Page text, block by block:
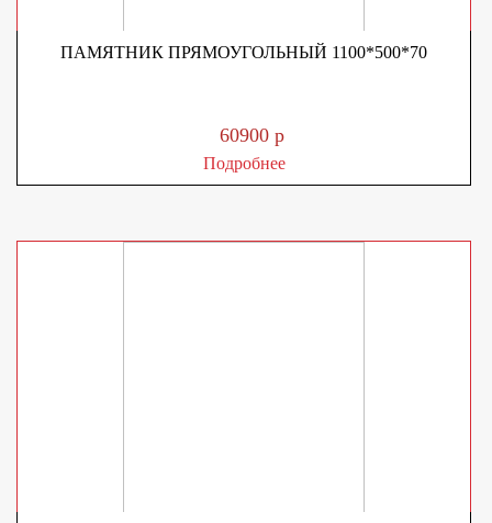
ПАМЯТНИК ПРЯМОУГОЛЬНЫЙ 1100*500*70
60900 р
Подробнее